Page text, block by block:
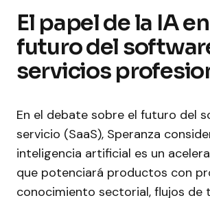
El papel de la IA
futuro del
servicios
En el debate sobre el futuro del
servicio (SaaS), Speranza
inteligencia artificial es un
que potenciará productos con
conocimiento sectorial, flujos de